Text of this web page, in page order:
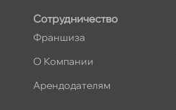
Сотрудничество
Франшиза
О Компании
Арендодателям